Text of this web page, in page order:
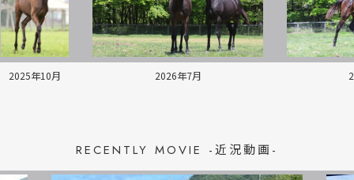
2025年10月 2026年7月
RECENTLY MOVIE -近況動画-